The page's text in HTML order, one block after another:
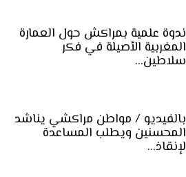
ندوة علمية بمراكش حول العمارة
المغربية الأصيلة في فكر
سلاطين…
بالفيديو / مواطن مراكشي يناشد
المحسنين ويطلب المساعدة
لإنقاذ…